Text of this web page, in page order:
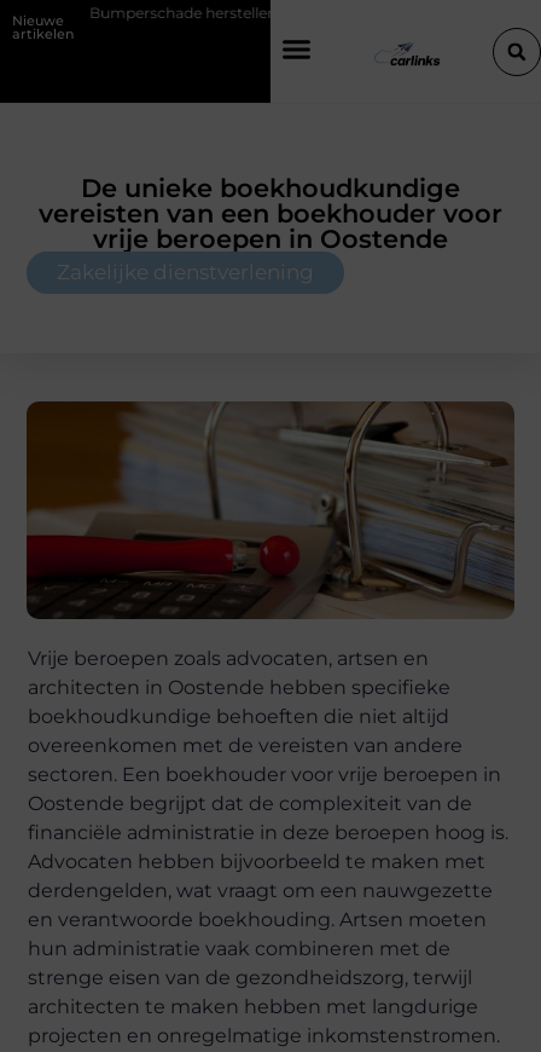
Nieuwe
artikelen
herstellen: repareren of de bumper vervangen?
De unieke boekhoudkundige
vereisten van een boekhouder voor
vrije beroepen in Oostende
Zakelijke dienstverlening
Vrije beroepen zoals advocaten, artsen en
architecten in Oostende hebben specifieke
boekhoudkundige behoeften die niet altijd
overeenkomen met de vereisten van andere
sectoren. Een boekhouder voor vrije beroepen in
Oostende begrijpt dat de complexiteit van de
financiële administratie in deze beroepen hoog is.
Advocaten hebben bijvoorbeeld te maken met
derdengelden, wat vraagt om een nauwgezette
en verantwoorde boekhouding. Artsen moeten
hun administratie vaak combineren met de
strenge eisen van de gezondheidszorg, terwijl
architecten te maken hebben met langdurige
projecten en onregelmatige inkomstenstromen.